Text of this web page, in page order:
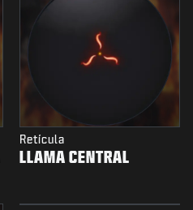
Retícula
LLAMA CENTRAL